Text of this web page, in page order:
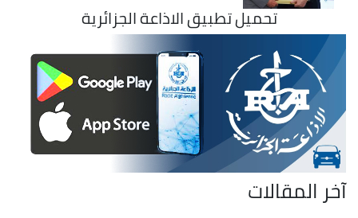
تحميل تطبيق الاذاعة الجزائرية
آخر المقالات